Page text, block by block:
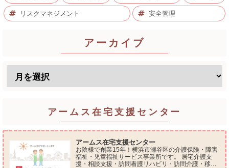
リスクマネジメント 安全管理
アーカイブ
アームス在宅支援センター
アームス在宅支援センター
お陰様で創業15年！横浜市瀬谷区の介護保険・障害
福祉・児童福祉サービス事業所です。 居宅介護支
援・相談支援・訪問看護リハビリ・訪問介護・移動